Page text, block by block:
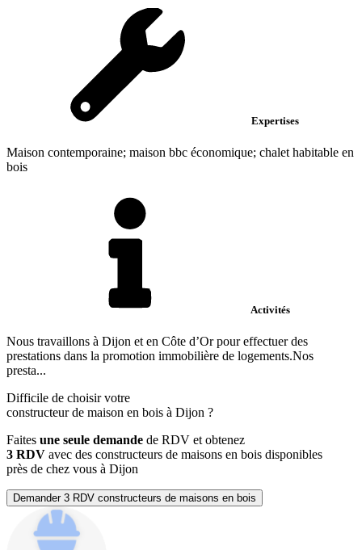
Expertises
Maison contemporaine; maison bbc économique; chalet habitable en
bois
Activités
Nous travaillons à Dijon et en Côte d’Or pour effectuer des
prestations dans la promotion immobilière de logements.Nos
presta...
Difficile de choisir votre
constructeur de maison en bois à Dijon ?
Faites une seule demande de RDV et obtenez
3 RDV avec des constructeurs de maisons en bois disponibles
près de chez vous à Dijon
Demander 3 RDV constructeurs de maisons en bois